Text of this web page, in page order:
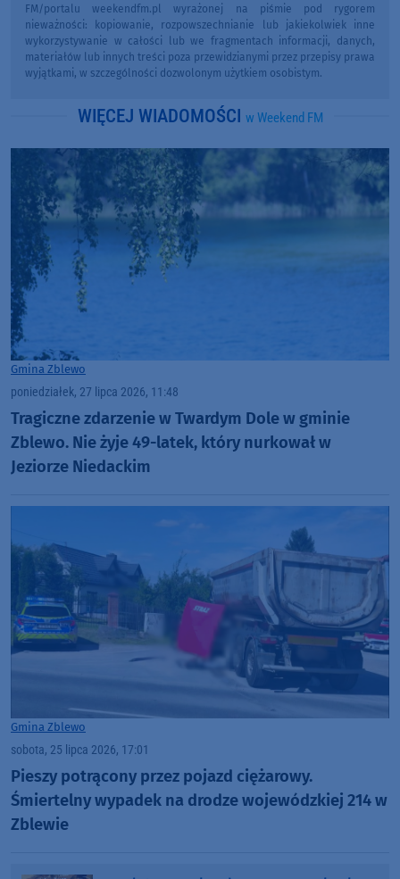
FM/portalu weekendfm.pl wyrażonej na piśmie pod rygorem
nieważności: kopiowanie, rozpowszechnianie lub jakiekolwiek inne
wykorzystywanie w całości lub we fragmentach informacji, danych,
materiałów lub innych treści poza przewidzianymi przez przepisy prawa
wyjątkami, w szczególności dozwolonym użytkiem osobistym.
WIĘCEJ WIADOMOŚCI w Weekend FM
Gmina Zblewo
poniedziałek, 27 lipca 2026, 11:48
Tragiczne zdarzenie w Twardym Dole w gminie
Zblewo. Nie żyje 49-latek, który nurkował w
Jeziorze Niedackim
Gmina Zblewo
sobota, 25 lipca 2026, 17:01
Pieszy potrącony przez pojazd ciężarowy.
Śmiertelny wypadek na drodze wojewódzkiej 214 w
Zblewie